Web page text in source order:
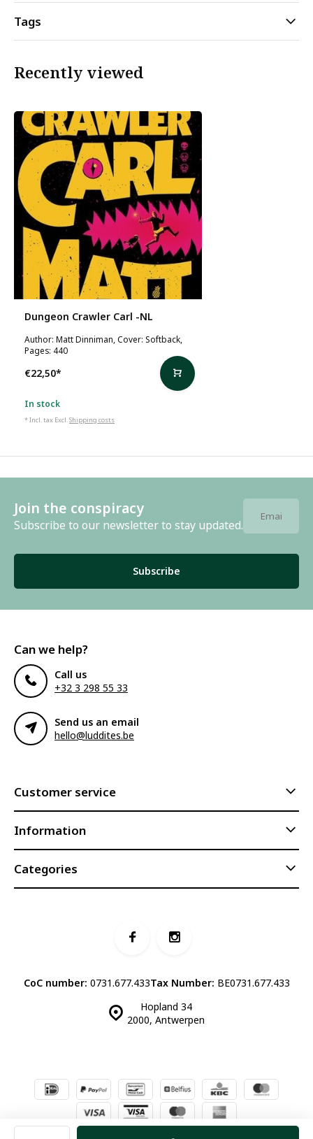
Tags
Recently viewed
Dungeon Crawler Carl -NL
Author: Matt Dinniman, Cover: Softback,
Pages: 440
€22,50*
In stock
* Incl. tax Excl.Shipping costs
Join the conspiracy
Subscribe to our newsletter to stay updated.
Subscribe
Can we help?
Call us
+32 3 298 55 33
Send us an email
hello@luddites.be
Customer service
Information
Categories
Hopland 34
2000, Antwerpen
CoC number: 0731.677.433Tax Number: BE0731.677.433
© Luddites Books & Wine